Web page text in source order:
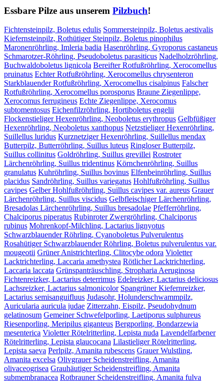
Essbare Pilze aus unserem Pilzbuch!
Fichtensteinpilz, Boletus edulis Sommersteinpilz, Boletus aestivalis
Kiefernsteinpilz, Rothütiger Steinpilz, Boletus pinophilus
Maronenröhrling, Imleria badia Hasenröhrling, Gyroporus castaneus
Schmarotzer-Röhrling, Pseudoboletus parasiticus Nadelholzröhrling,
Buchwaldoboletus lignicola Bereifter Rotfußröhrling, Xerocomellus
pruinatus Echter Rotfußröhrling, Xerocomellus chrysenteron
Starkblauender Rotfußröhrling, Xerocomellus cisalpinus Falscher
Rotfußröhrling, Xerocomellus porosporus Braune Ziegenlippe,
Xerocomus ferrugineus Echte Ziegenlippe, Xerocomus
subtomentosus Eichenfilzröhrling, Hortiboletus engelii
Flockenstieliger Hexenröhrling, Neoboletus erythropus Gelbfüßiger
Hexenröhrling, Neoboletus xanthopus Netzstieliger Hexenröhrling,
Suillellus luridus Kurznetziger Hexenröhrling, Suillellus mendax
Butterpilz, Butterröhrling, Suillus luteus Ringloser Butterpilz,
Suillus collinitus Goldröhrling, Suillus grevillei Rostroter
Lärchenröhrling, Suillus tridentinus Körnchenröhrling, Suillus
granulatus Kuhröhrling, Suillus bovinus Elfenbeinröhrling, Suillus
placidus Sandröhrling, Suillus variegatus Hohlfußröhrling, Suillus
cavipes Gelber Hohlfußröhrling, Suillus cavipes var. aureus Grauer
Lärchenröhrling, Suillus viscidus Gelbfleischiger Lärchenröhrling,
Bresadolas Lärchenröhrling, Suillus bresadolae Pfefferröhrling,
Chalciporus piperatus Rubinroter Zwergröhrling, Chalciporus
rubinus Mohrenkopf-Milchling, Lactarius lignyotus
Schwarzblauender Röhrling, Cyanoboletus Pulverulentus
Rosahütiger Schwarzblauender Röhrling, Boletus pulverulentus var.
mougeotii Grüner Anistrichterling, Clitocybe odora Violetter
Lacktrichterling, Laccaria amethystea Rötlicher Lacktrichterling,
Laccaria laccata Grünspanträuschling, Stropharia Aeruginosa
Fichtenreizker, Lactarius deterrimus Edelreizker, Lactarius deliciosus
Lachsreizker, Lactarius salmonicolor Spangrüner Kiefernreizker,
Lactarius semisanguifluus Judasohr, Holunderschwammpilz,
Auricularia auricula judae Zitterzahn, Eispilz, Pseudohydnum
gelatinosum Gemeiner Schwefelporling, Laetiporus sulphureus
Riesenporling, Meripilus giganteus Bergporling, Bondarzewia
mesenterica Violetter Rötelritterling, Lepista nuda Lavendelfarbener
Rötelritterling, Lepista glaucocana Lilastieliger Rötelritterling,
Lepista saeva Perlpilz, Amanita rubescens Grauer Wulstling,
Amanita excelsa Olivgrauer Scheidenstreifling, Amanita
olivaceogrisea Grauhäutiger Scheidenstreifling, Amanita
submembranacea Rotbrauner Scheidenstreifling, Amanita fulva